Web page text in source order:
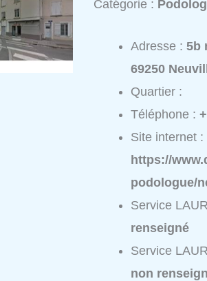
Catégorie :
Adresse :5b
69250
Quartier :
Téléphone :
Site internet :
https://
podologue/
Service
renseigné
Service
non